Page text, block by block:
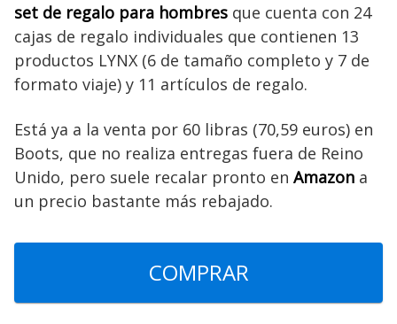
set de regalo para hombres que cuenta con 24
cajas de regalo individuales que contienen 13
productos LYNX (6 de tamaño completo y 7 de
formato viaje) y 11 artículos de regalo.
Está ya a la venta por 60 libras (70,59 euros) en
Boots, que no realiza entregas fuera de Reino
Unido, pero suele recalar pronto en Amazon a
un precio bastante más rebajado.
COMPRAR